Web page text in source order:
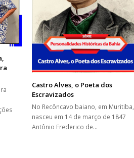
Castro Alves, o Poeta dos
Escravizados
No Recôncavo baiano, em Muritiba,
nasceu em 14 de março de 1847
Antônio Frederico de…